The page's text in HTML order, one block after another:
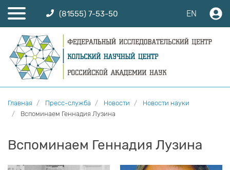
(81555) 7-53-50 EN
Главная Пресс-служба Новости
Новости науки
Вспоминаем Геннадия Лузина
Вспоминаем Геннадия Лузина